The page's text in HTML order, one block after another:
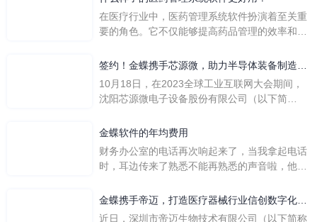
在医疗行业中，医药管理系统软件扮演着至关重
要的角色。它不仅能够提高药品管理的效率和准
一个好用的医药管理系统软件应具备以下特点。
地进行操作。 复杂的
签约！金蝶携手芯源微，助力半导体装备制造领
先企业迈向世界
10月18日，在2023全球工业互联网大会期间，
沈阳芯源微电子设备股份有限公司（以下简
下简称“金蝶”）在辽宁沈阳签署战略合作协议。
营管控平台，从而实现公司产研一体化、业财一
体化，提升公司整体业务水平。
金蝶软件的年均费用
财务办公室的电话再次响起来了，当我拿起电话
时，耳边传来了熟悉不能再熟悉的声音啦，他就
软件过程中遇到任何问题，我都可以获得金蝶服
金蝶携手帝迈，打造医疗器械行业信创数字化标
杆
近日，深圳市帝迈生物技术有限公司（以下简称